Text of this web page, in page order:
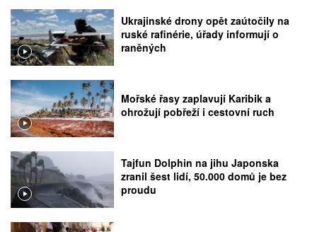
Ukrajinské drony opět zaútočily na
ruské rafinérie, úřady informují o
raněných
Mořské řasy zaplavují Karibik a
ohrožují pobřeží i cestovní ruch
Tajfun Dolphin na jihu Japonska
zranil šest lidí, 50.000 domů je bez
proudu